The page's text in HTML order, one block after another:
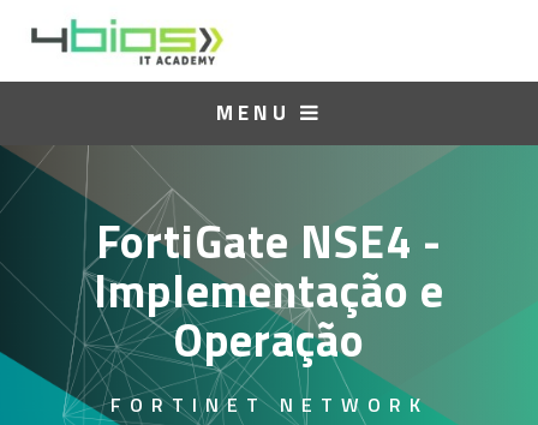
MENU
FortiGate NSE4 -
Implementação e
Operação
FORTINET NETWORK